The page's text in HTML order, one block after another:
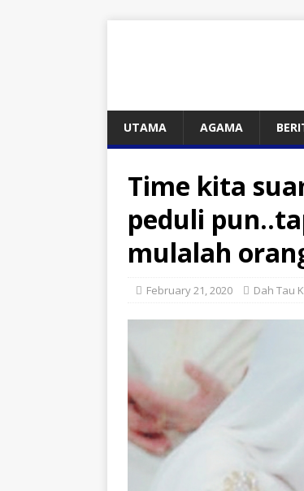
UTAMA AGAMA
Time kita
peduli
mulalah
February 21, 2020 Dah Tau